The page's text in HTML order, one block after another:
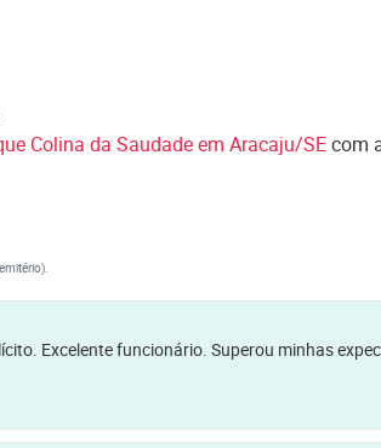
Colina da Saudade em Aracaju/SEcom
Excelente funcionário. Superou minhas